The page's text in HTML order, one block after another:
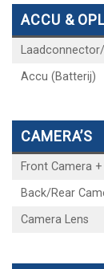
ACCU &
Accu (Batterij)
CAMERA’S
Front Camera
Back/Rear
Camera Lens